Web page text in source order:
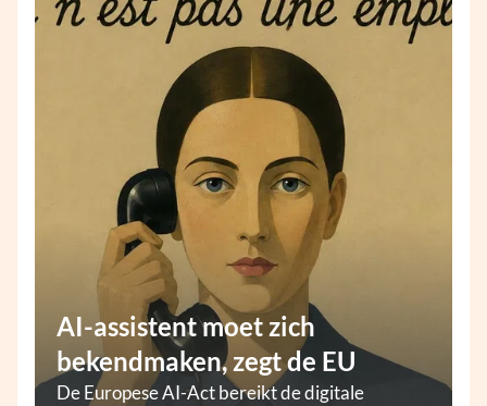
AI-assistent moet zich
bekendmaken, zegt de EU
De Europese AI-Act bereikt de digitale